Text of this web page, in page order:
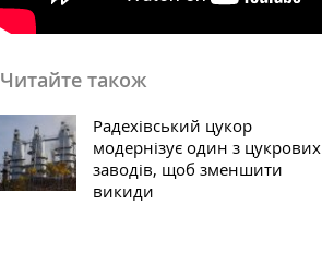
Читайте також
Радехівський цукор
модернізує один з цукрових
заводів, щоб зменшити
викиди